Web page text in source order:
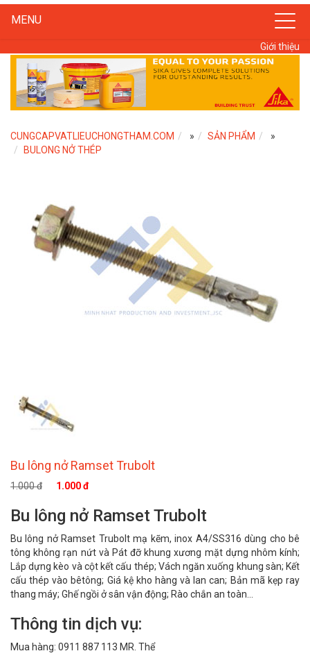
MENU
Giới thiệu
CUNGCAPVATLIEUCHONGTHAM.COM » SẢN PHẨM
»
BULONG NỞ THÉP
Bu lông nở Ramset Trubolt
1.000 đ 1.000 đ
Bu lông nở Ramset Trubolt
Bu lông nở Ramset Trubolt mạ kẽm, inox A4/SS316 dùng cho bê
tông không rạn nứt và Pát đỡ khung xương mặt dựng nhôm kính;
Lắp dựng kèo và cột kết cấu thép; Vách ngăn xuống khung sàn; Kết
cấu thép vào bêtông; Giá kệ kho hàng và lan can; Bản mã kẹp ray
thang máy; Ghế ngồi ở sân vận động; Rào chắn an toàn...
Thông tin dịch vụ:
Mua hàng: 0911 887 113 MR. Thể